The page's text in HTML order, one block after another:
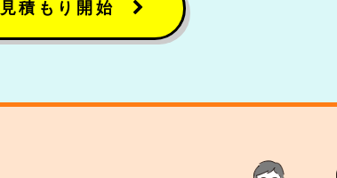
積もり開始